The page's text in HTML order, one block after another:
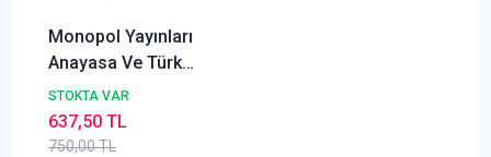
Monopol Yayınları
Anayasa Ve Türk
Anayasa Hukuku 10.
Baskı Ömer Keskinsoy
STOKTA VAR
750,00 TL
637,50 TL